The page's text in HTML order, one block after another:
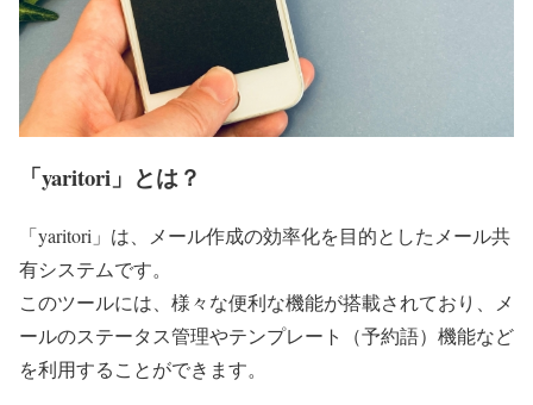
「yaritori」とは？
「yaritori」は、メール作成の効率化を目的としたメール共
有システムです。
このツールには、様々な便利な機能が搭載されており、メ
ールのステータス管理やテンプレート（予約語）機能など
を利用することができます。